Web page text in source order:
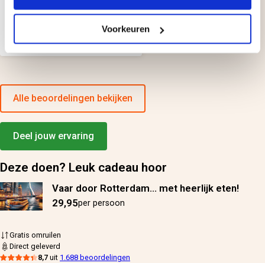
Voorkeuren
Leuke betaalbare vaar tocht
Alle beoordelingen bekijken
Deel jouw ervaring
Deze doen? Leuk cadeau hoor
Vaar door Rotterdam... met heerlijk eten!
29,95per persoon
Gratis omruilen
Direct geleverd
8,7 uit 1.688 beoordelingen